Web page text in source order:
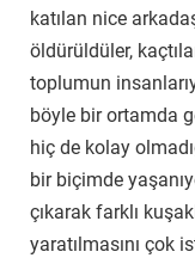
katılan nice
öldürüldüler,
toplumun
böyle bir ortamda
hiç de kolay
bir biçimde
çıkarak farklı
yaratılmasını çok